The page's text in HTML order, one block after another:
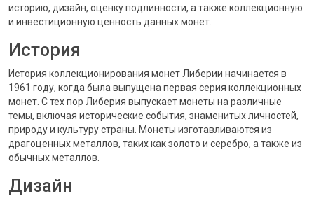
историю, дизайн, оценку подлинности, а также коллекционную
и инвестиционную ценность данных монет.
История
История коллекционирования монет Либерии начинается в
1961 году, когда была выпущена первая серия коллекционных
монет. С тех пор Либерия выпускает монеты на различные
темы, включая исторические события, знаменитых личностей,
природу и культуру страны. Монеты изготавливаются из
драгоценных металлов, таких как золото и серебро, а также из
обычных металлов.
Дизайн